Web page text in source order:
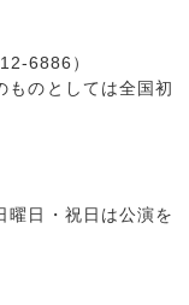
6886）
ものとしては全国初
曜日・祝日は公演を